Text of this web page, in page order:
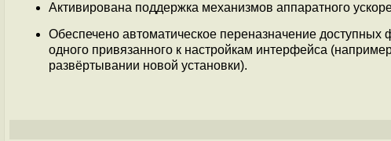
Активирована поддержка механизмов аппаратного
Обеспечено автоматическое переназначение
одного привязанного к настройкам интерфейса
развёртывании новой установки).